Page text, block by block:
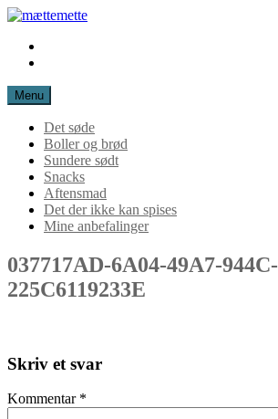
Spring
indhold
mættemette
Menu
Det søde
Boller og brød
Sundere sødt
Snacks
Aftensmad
Det der ikke kan spises
Mine anbefalinger
037717AD-6A04-49A7-944C-
225C6119233E
Skriv et svar
Kommentar *